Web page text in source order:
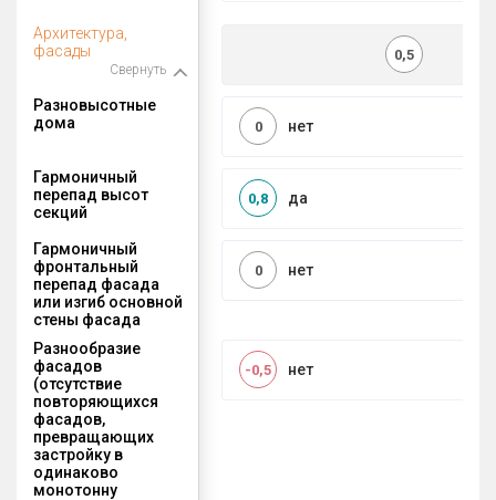
Архитектура,
фасады
Свернуть
0,5
Разновысотные
дома
нет
0
Гармоничный
перепад высот
секций
да
0,8
Гармоничный
фронтальный
перепад фасада
или изгиб основной
стены фасада
нет
0
Разнообразие
фасадов
(отсутствие
повторяющихся
фасадов,
превращающих
застройку в
одинаково
монотонну
нет
-0,5